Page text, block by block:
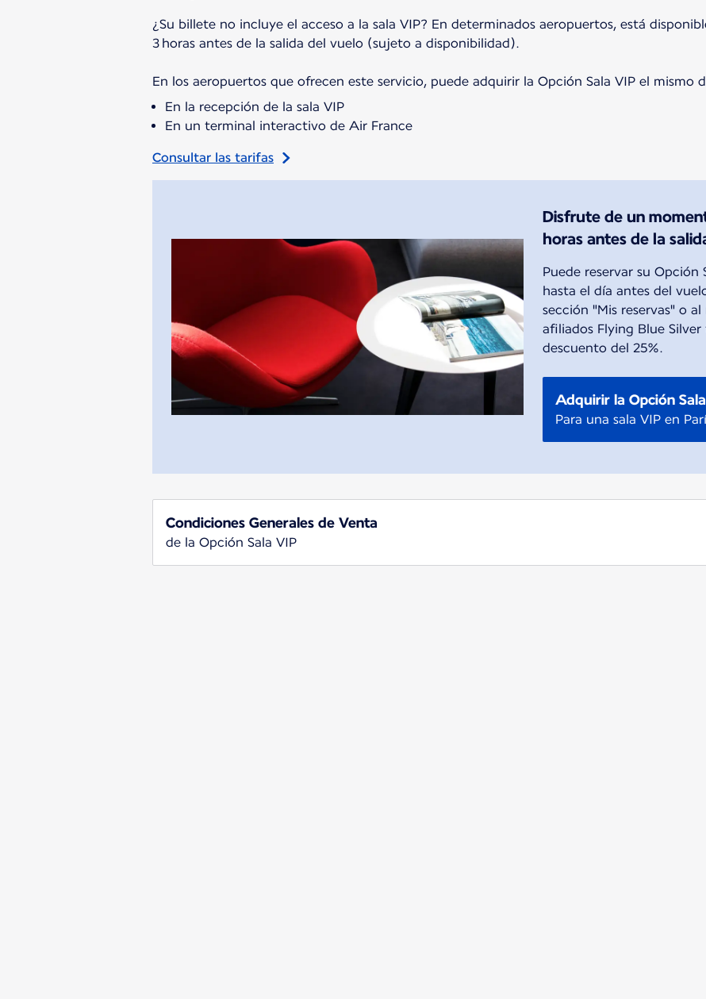
¿Su billete no incluye el acceso a la sala VIP? En determinados aeropuertos, está
3 horas antes de la salida del vuelo (sujeto a disponibilidad).
En los aeropuertos que ofrecen este servicio, puede adquirir la Opción Sala VIP el mismo
En la recepción de la sala VIP
En un terminal interactivo de Air France
Consultar las tarifas
Disfrute de un
horas antes de la
Puede reservar su Opción
hasta el día antes del
sección "Mis reservas" o
afiliados Flying Blue
descuento del 25%.
Adquirir la Opción
Para una sala VIP en
Condiciones Generales de Venta
de la Opción Sala VIP